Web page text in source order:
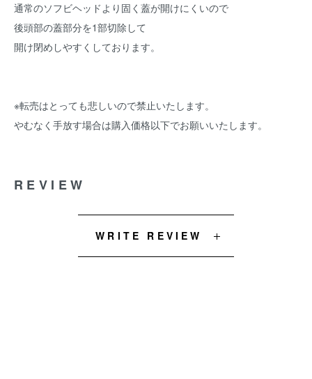
通常のソフビヘッドより固く蓋が開けにくいので
後頭部の蓋部分を1部切除して
開け閉めしやすくしております。
※転売はとっても悲しいので禁止いたします。
やむなく手放す場合は購入価格以下でお願いいたします。
REVIEW
WRITE REVIEW